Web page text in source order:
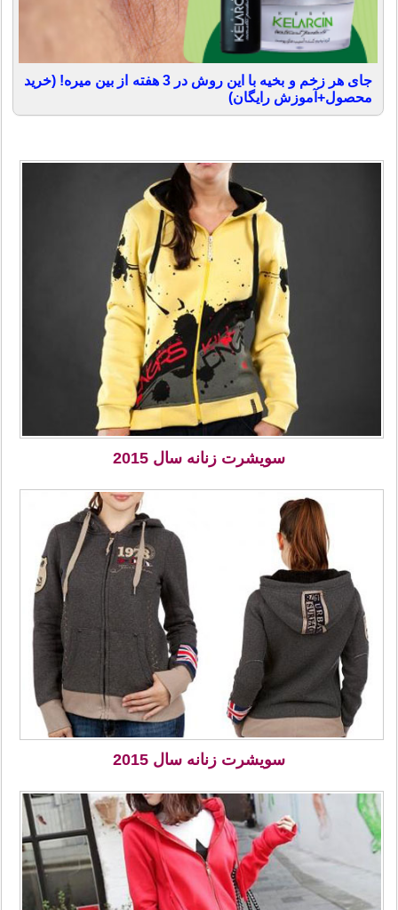
جای هر زخم و بخیه با این روش در 3 هفته از بین میره! (خرید
محصول+آموزش رایگان)
سویشرت زنانه سال 2015
سویشرت زنانه سال 2015